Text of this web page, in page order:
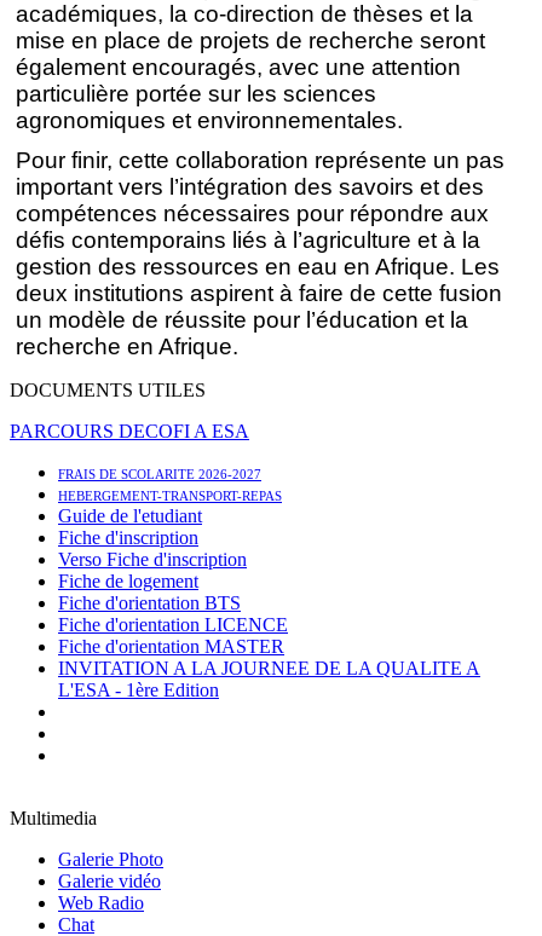
académiques, la co-direction de thèses et la
mise en place de projets de recherche seront
également encouragés, avec une attention
particulière portée sur les sciences
agronomiques et environnementales.
Pour finir, cette collaboration représente un pas
important vers l’intégration des savoirs et des
compétences nécessaires pour répondre aux
défis contemporains liés à l’agriculture et à la
gestion des ressources en eau en Afrique. Les
deux institutions aspirent à faire de cette fusion
un modèle de réussite pour l’éducation et la
recherche en Afrique.
DOCUMENTS UTILES
PARCOURS DECOFI A ESA
FRAIS DE SCOLARITE 2026-2027
HEBERGEMENT-TRANSPORT-REPAS
Guide de l'etudiant
Fiche d'inscription
Verso Fiche d'inscription
Fiche de logement
Fiche d'orientation BTS
Fiche d'orientation LICENCE
Fiche d'orientation MASTER
INVITATION A LA JOURNEE DE LA QUALITE A
L'ESA - 1ère Edition
Multimedia
Galerie Photo
Galerie vidéo
Web Radio
Chat